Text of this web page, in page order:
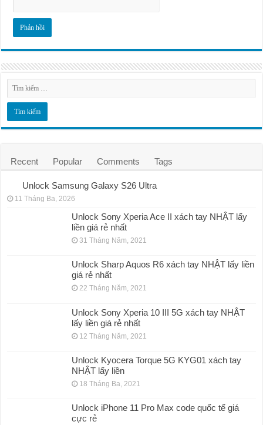
Recent Popular Comments Tags
Unlock Samsung Galaxy S26 Ultra
11 Tháng Ba, 2026
Unlock Sony Xperia Ace II xách tay NHẬT lấy
liền giá rẻ nhất
31 Tháng Năm, 2021
Unlock Sharp Aquos R6 xách tay NHẬT lấy liền
giá rẻ nhất
22 Tháng Năm, 2021
Unlock Sony Xperia 10 III 5G xách tay NHẬT
lấy liền giá rẻ nhất
12 Tháng Năm, 2021
Unlock Kyocera Torque 5G KYG01 xách tay
NHẬT lấy liền
18 Tháng Ba, 2021
Unlock iPhone 11 Pro Max code quốc tế giá
cực rẻ